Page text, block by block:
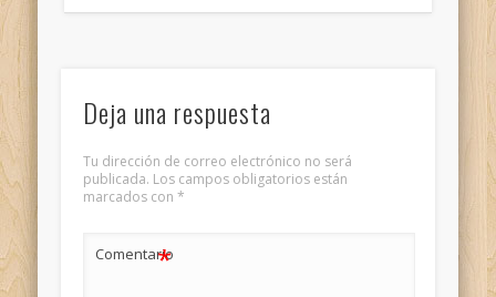
Deja una respuesta
Tu dirección de correo electrónico no será
publicada. Los campos obligatorios están
marcados con *
Comentario
*